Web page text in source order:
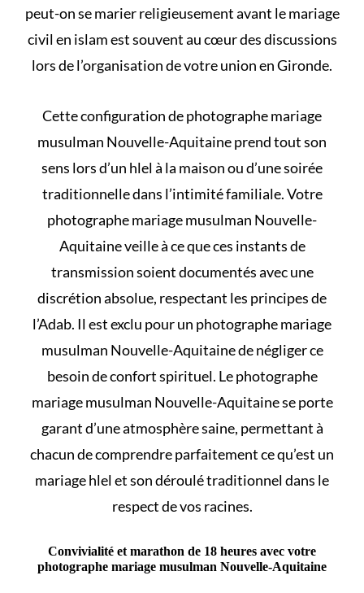
peut-on se marier religieusement avant le mariage
civil en islamest souvent au cœur des discussions
lors de l’organisation de votre union en Gironde.
Cette configuration de photographe mariage
musulman Nouvelle-Aquitaine prend tout son
sens lors d’un hlel à la maisonou d’une soirée
traditionnelle dans l’intimité familiale. Votre
photographe mariage musulman Nouvelle-
Aquitaine veille à ce que ces instants de
transmission soient documentés avec une
discrétion absolue, respectant les principes de
l’Adab. Il est exclu pour un photographe mariage
musulman Nouvelle-Aquitaine de négliger ce
besoin de confort spirituel. Le photographe
mariage musulman Nouvelle-Aquitaine se porte
garant d’une atmosphère saine, permettant à
chacun de comprendre parfaitementce qu’est un
mariage hlel et son déroulétraditionnel dans le
respect de vos racines.
Convivialité et marathon de 18 heures avec votre
photographe mariage musulman Nouvelle-Aquitaine